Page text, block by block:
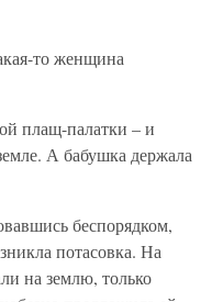
то женщина
плащ-палатки – и
А бабушка держала
беспорядком,
потасовка. На
на землю, только